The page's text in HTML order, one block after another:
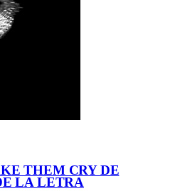
THEM CRY DE
LA LETRA